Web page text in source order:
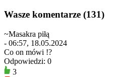
Wasze komentarze (131)
~Masakra piłą
- 06:57, 18.05.2024
Co on mówi !?
Odpowiedzi: 0
3